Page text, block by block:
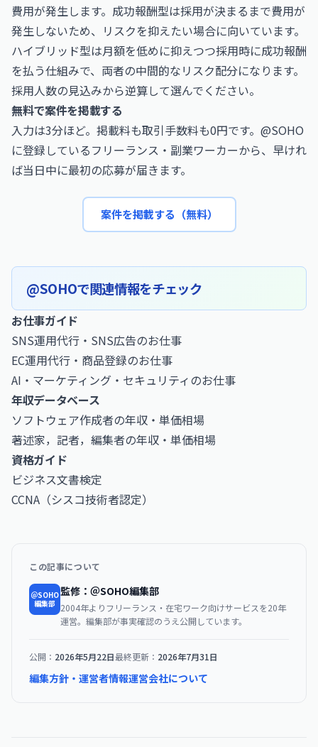
費用が発生します。成功報酬型は採用が決まるまで費用が
発生しないため、リスクを抑えたい場合に向いています。
ハイブリッド型は月額を低めに抑えつつ採用時に成功報酬
を払う仕組みで、両者の中間的なリスク配分になります。
採用人数の見込みから逆算して選んでください。
無料で案件を掲載する
入力は3分ほど。掲載料も取引手数料も0円です。@SOHO
に登録しているフリーランス・副業ワーカーから、早けれ
ば当日中に最初の応募が届きます。
案件を掲載する（無料）
@SOHOで関連情報をチェック
お仕事ガイド
SNS運用代行・SNS広告のお仕事
EC運用代行・商品登録のお仕事
AI・マーケティング・セキュリティのお仕事
年収データベース
ソフトウェア作成者の年収・単価相場
著述家，記者，編集者の年収・単価相場
資格ガイド
ビジネス文書検定
CCNA（シスコ技術者認定）
この記事について
＠SOHO
編集部
監修：＠SOHO編集部
2004年よりフリーランス・在宅ワーク向けサービスを20年
運営。編集部が事実確認のうえ公開しています。
公開： 2026年5月22日最終更新： 2026年7月31日
編集方針・運営者情報運営会社について